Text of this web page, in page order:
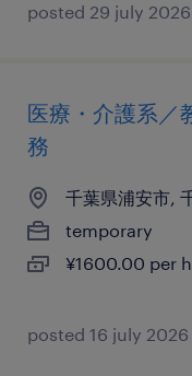
posted 29 july 2026
医療・介護系／
務
千葉県浦安市,
temporary
¥1600.00 per
posted 16 july 2026